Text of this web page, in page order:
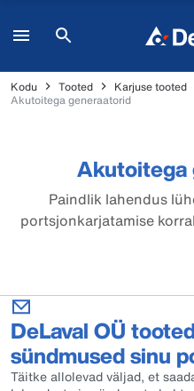
Kodu Tooted Karjuse tooted
Akutoitega generaatorid
Akutoitega
Paindlik lahendus
portsjonkarjatamise
DeLaval OÜ
sündmused sinu
Täitke allolevad väljad, et